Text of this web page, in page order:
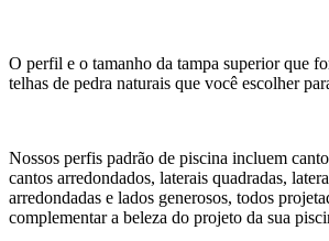
O perfil e o tamanho da tampa superior que
telhas de pedra naturais que você escolher
Nossos perfis padrão de piscina incluem
cantos arredondados, laterais quadradas,
arredondadas e lados generosos, todos
complementar a beleza do projeto da sua